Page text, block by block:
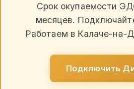
Срок окупаемости
месяцев.
Работаем в Калаче-на-
Подключить